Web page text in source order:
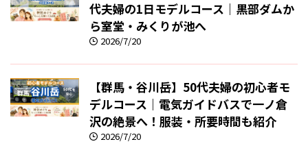
代夫婦の1日モデルコース｜黒部ダムか
ら室堂・みくりが池へ
2026/7/20
【群馬・谷川岳】50代夫婦の初心者モ
デルコース｜電気ガイドバスで一ノ倉
沢の絶景へ！服装・所要時間も紹介
2026/7/20